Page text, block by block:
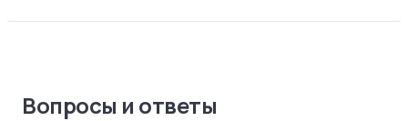
Вопросы и ответы